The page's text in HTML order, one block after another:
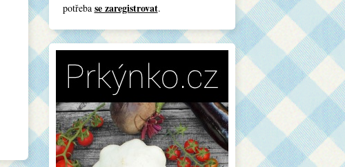
potřeba se zaregistrovat.